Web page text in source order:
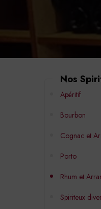
Nos
Apéritif
Bourbon
Cognac et
Porto
Rhum et
Spiriteux